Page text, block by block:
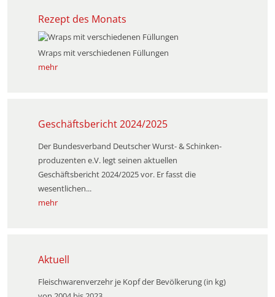
Rezept des Monats
Wraps mit verschiedenen Füllungen
mehr
Geschäftsbericht 2024/2025
Der Bundesverband Deutscher Wurst- & Schinken­
produzenten e.V. legt seinen aktuellen
Geschäftsbericht 2024/2025 vor. Er fasst die
wesentlichen...
mehr
Aktuell
Fleischwarenverzehr je Kopf der Bevölkerung (in kg)